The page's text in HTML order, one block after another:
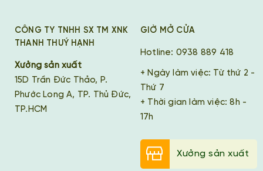
CÔNG TY TNHH SX TM XNK
THANH THUÝ HẠNH
Xưởng sản xuất
15D Trần Đức Thảo, P.
Phước Long A, TP. Thủ Đức,
TP.HCM
GIỜ MỞ CỬA
Hotline: 0938 889 418
+ Ngày làm việc: Từ thứ 2 -
Thứ 7
+ Thời gian làm việc: 8h -
17h
Xưởng sản xuất